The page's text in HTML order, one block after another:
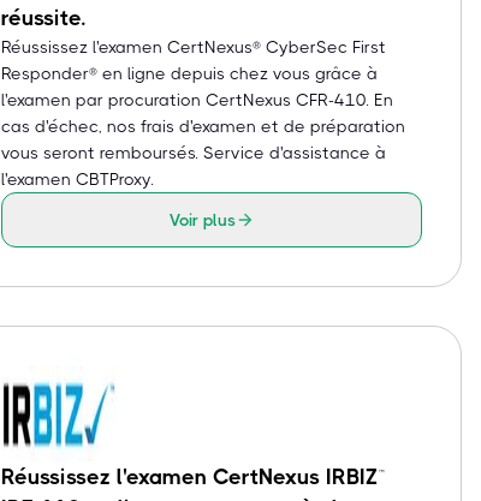
réussite.
Réussissez l'examen CertNexus® CyberSec First
Responder® en ligne depuis chez vous grâce à
l'examen par procuration CertNexus CFR-410. En
cas d'échec, nos frais d'examen et de préparation
vous seront remboursés. Service d'assistance à
l'examen CBTProxy.
Voir plus
Réussissez l'examen CertNexus IRBIZ™